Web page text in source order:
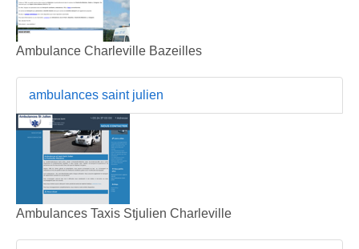
Ambulance Charleville Bazeilles
ambulances saint julien
Ambulances Taxis Stjulien Charleville